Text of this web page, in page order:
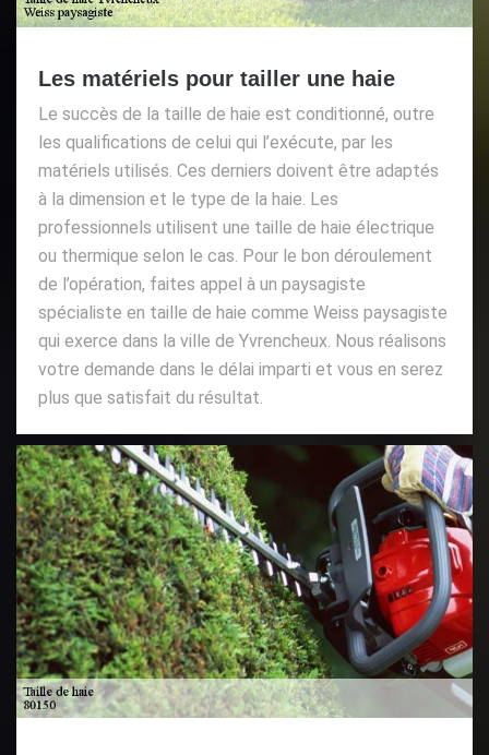
Les matériels pour tailler une haie
Le succès de la taille de haie est conditionné, outre
les qualifications de celui qui l’exécute, par les
matériels utilisés. Ces derniers doivent être adaptés
à la dimension et le type de la haie. Les
professionnels utilisent une taille de haie électrique
ou thermique selon le cas. Pour le bon déroulement
de l’opération, faites appel à un paysagiste
spécialiste en taille de haie comme Weiss paysagiste
qui exerce dans la ville de Yvrencheux. Nous réalisons
votre demande dans le délai imparti et vous en serez
plus que satisfait du résultat.